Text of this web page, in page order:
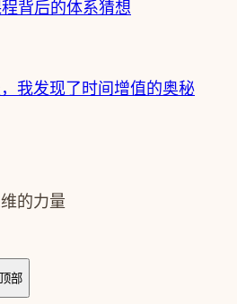
背后的体系猜想
我发现了时间增值的奥秘
的力量
部